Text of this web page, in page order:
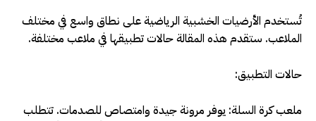
تُستخدم الأرضيات الخشبية الرياضية على نطاق واسع في مختلف
الملاعب. ستقدم هذه المقالة حالات تطبيقها في ملاعب مختلفة.
حالات التطبيق:
ملعب كرة السلة: يوفر مرونة جيدة وامتصاص للصدمات. تتطلب